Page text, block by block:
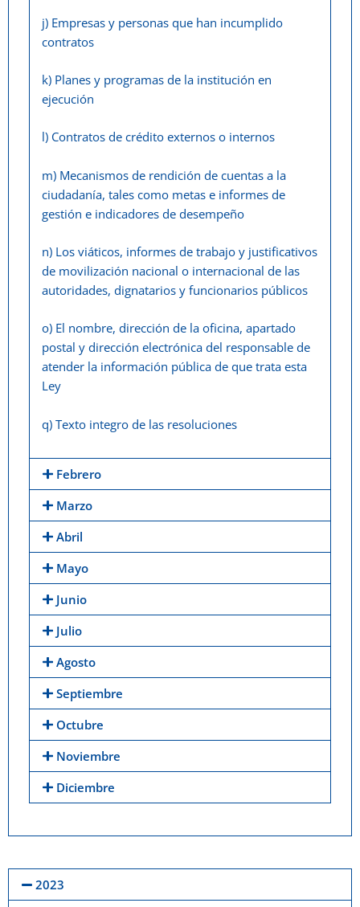
j) Empresas y personas que han incumplido
contratos
k) Planes y programas de la institución en
ejecución
l) Contratos de crédito externos o internos
m) Mecanismos de rendición de cuentas a la
ciudadanía, tales como metas e informes de
gestión e indicadores de desempeño
n) Los viáticos, informes de trabajo y justificativos
de movilización nacional o internacional de las
autoridades, dignatarios y funcionarios públicos
o) El nombre, dirección de la oficina, apartado
postal y dirección electrónica del responsable de
atender la información pública de que trata esta
Ley
q) Texto integro de las resoluciones
Febrero
Marzo
Abril
Mayo
Junio
Julio
Agosto
Septiembre
Octubre
Noviembre
Diciembre
2023